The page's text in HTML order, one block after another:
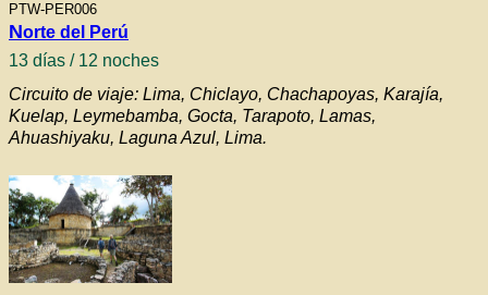
PTW-PER006
Norte del Perú
13 días / 12 noches
Circuito de viaje: Lima, Chiclayo, Chachapoyas, Karajía,
Kuelap, Leymebamba, Gocta, Tarapoto, Lamas,
Ahuashiyaku, Laguna Azul, Lima.